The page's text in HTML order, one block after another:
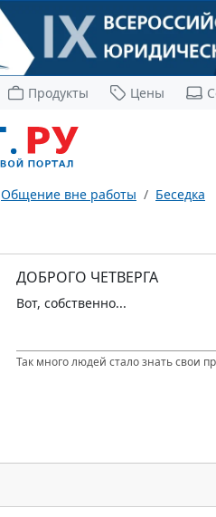
Продукты Цены
Общение вне работы Беседка
ДОБРОГО ЧЕТВЕРГА
Вот, собственно...
Так много людей стало знать свои